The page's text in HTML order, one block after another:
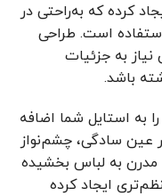
کرده که به‌راحتی در
است. طراحی
به جزئیات
باشد.
به استایل شما اضافه
عین سادگی، چشم‌نواز
مدرن به لباس بخشیده
ایجاد کرده